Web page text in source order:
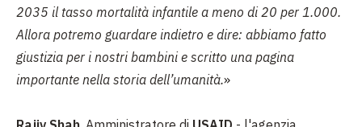
2035 il tasso mortalità infantile a meno di 20 per 1.000.
Allora potremo guardare indietro e dire: abbiamo fatto
giustizia per i nostri bambini e scritto una pagina
importante nella storia dell’umanità.»